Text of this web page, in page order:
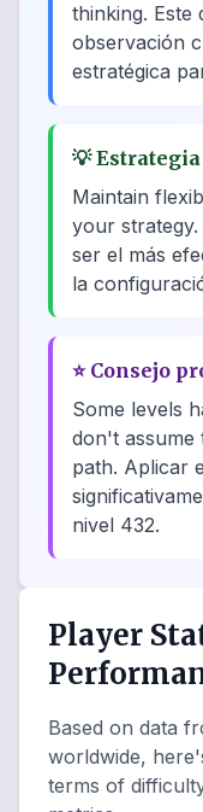
thinking. Este
observación
estratégica
💡
Maintain
your
ser el más
la
⭐ Consejo
Some levels
don't
path. Aplicar
nivel 432.
Player
Based on data
worldwide,
terms of